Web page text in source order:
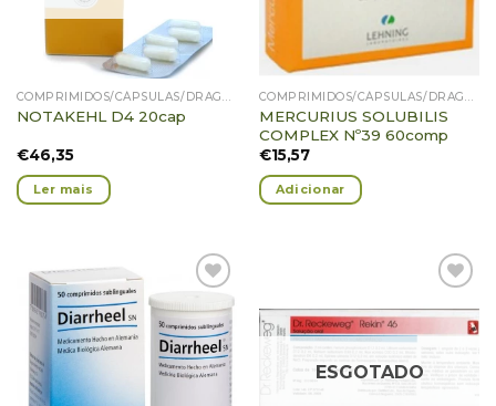
COMPRIMIDOS/CÁPSULAS/DRAGEIAS/GRÂNULOS
NOTAKEHL D4 20cap
€46,35
Ler mais
COMPRIMIDOS/CÁPSULAS/DRAGEIAS/GRÂNULOS
MERCURIUS SOLUBILIS
COMPLEX Nº39 60comp
€15,57
Adicionar
Adicionar
Favoritos
Adicionar
Favoritos
ESGOTADO